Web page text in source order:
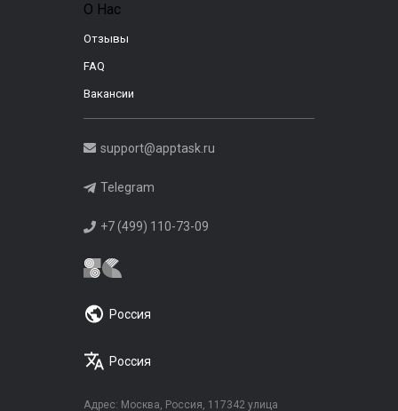
О Нас
Отзывы
FAQ
Вакансии
support@apptask.ru
Telegram
+7 (499) 110-73-09
Россия
Россия
Адрес: Москва, Россия, 117342 улица